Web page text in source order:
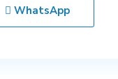
WhatsApp